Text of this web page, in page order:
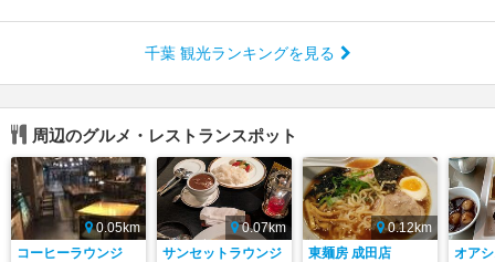
千葉 観光ランキングを見る
周辺のグルメ・レストランスポット
0.05km
コーヒーラウンジ
0.07km
サンセットラウンジ
0.12km
東麺房 成田店
オア